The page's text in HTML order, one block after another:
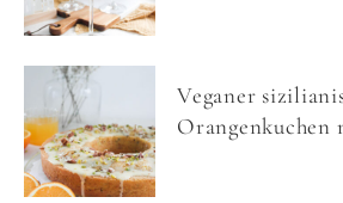
Veganer
Orangenkuchen